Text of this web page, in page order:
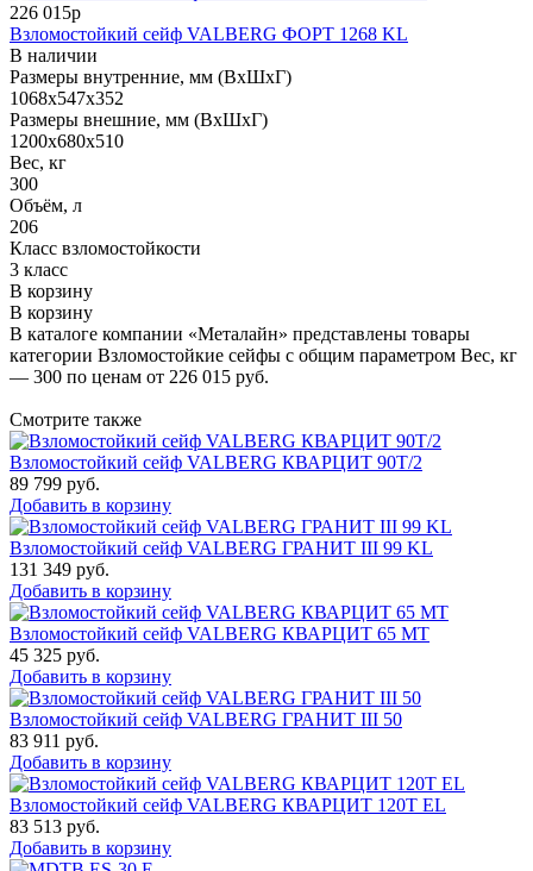
226 015р
Взломостойкий сейф VALBERG ФОРТ 1268 KL
В наличии
Размеры внутренние, мм (ВхШхГ)
1068x547x352
Размеры внешние, мм (ВхШхГ)
1200x680x510
Вес, кг
300
Объём, л
206
Класс взломостойкости
3 класс
В корзину
В корзину
В каталоге компании «Металайн» представлены товары
категории Взломостойкие сейфы с общим параметром Вес, кг
— 300 по ценам от 226 015 руб.
Смотрите также
Взломостойкий сейф VALBERG КВАРЦИТ 90Т/2
89 799 руб.
Добавить в корзину
Взломостойкий сейф VALBERG ГРАНИТ III 99 KL
131 349 руб.
Добавить в корзину
Взломостойкий сейф VALBERG КВАРЦИТ 65 МТ
45 325 руб.
Добавить в корзину
Взломостойкий сейф VALBERG ГРАНИТ III 50
83 911 руб.
Добавить в корзину
Взломостойкий сейф VALBERG КВАРЦИТ 120Т EL
83 513 руб.
Добавить в корзину